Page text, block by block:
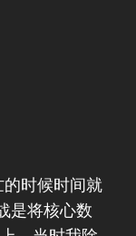
时候时间就
是将核心数